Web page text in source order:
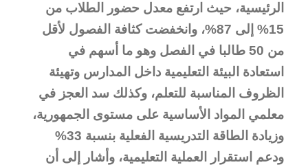
الرئيسية، حيث ارتفع معدل حضور الطلاب من
15% إلى 87%، وانخفضت كثافة الفصول لأقل
من 50 طالبا في الفصل وهو ما أسهم في
استعادة البيئة التعليمية داخل المدارس وتهيئة
الظروف المناسبة للتعلم، وكذلك سد العجز في
معلمي المواد الأساسية على مستوى الجمهورية،
وزيادة الطاقة التدريسية الفعلية بنسبة 33%
ودعم استقرار العملية التعليمية، وأشار إلى أن